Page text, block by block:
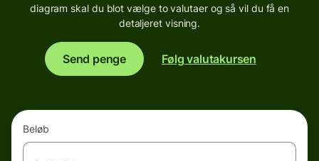
diagram skal du blot vælge to valutaer og så vil du få en
detaljeret visning.
Send penge Følg valutakursen
Beløb